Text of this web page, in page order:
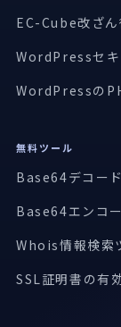
EC-Cube改ざん
WordPressセキ
WordPressの
無料ツール
Base64デコー
Base64エンコ
Whois情報検索
SSL証明書の有